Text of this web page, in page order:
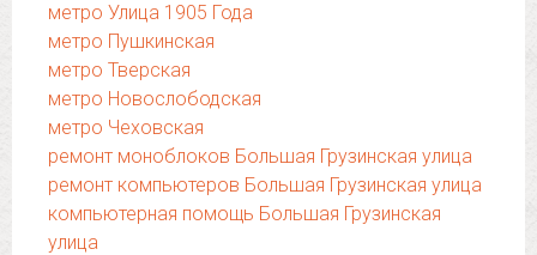
метро Улица 1905 Года
метро Пушкинская
метро Тверская
метро Новослободская
метро Чеховская
ремонт моноблоков Большая Грузинская улица
ремонт компьютеров Большая Грузинская улица
компьютерная помощь Большая Грузинская
улица